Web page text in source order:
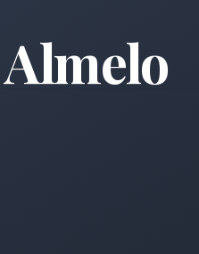
Almelo